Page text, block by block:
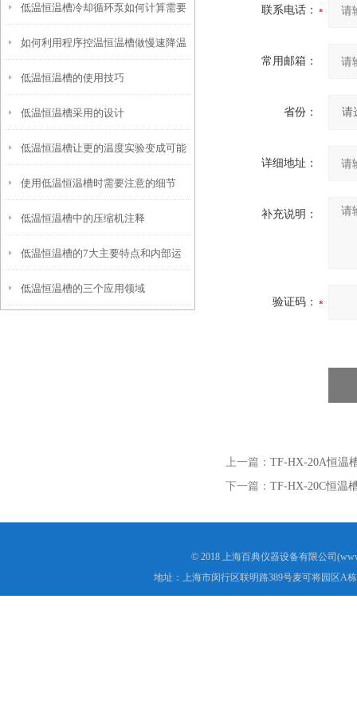
低温恒温槽冷却循环泵如何计算需要
的制冷或加热功率？
如何利用程序控温恒温槽做慢速降温
结晶实验
低温恒温槽的使用技巧
低温恒温槽采用的设计
低温恒温槽让更的温度实验变成可能
使用低温恒温槽时需要注意的细节
低温恒温槽中的压缩机注释
低温恒温槽的7大主要特点和内部运
行原理
低温恒温槽的三个应用领域
联系电话：
常用邮箱：
省份：
详细地址：
补充说明：
验证码：
上一篇： TF-HX-20A恒温
下一篇： TF-HX-20C恒温
© 2018 上海百典仪器设备有限公司
地址：上海市闵行区联明路389号麦可将园区A